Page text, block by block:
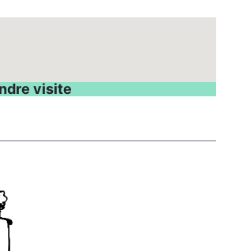
visite